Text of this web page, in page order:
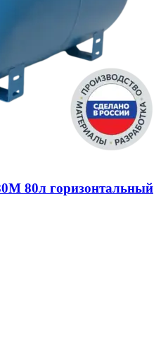
80л горизонтальный